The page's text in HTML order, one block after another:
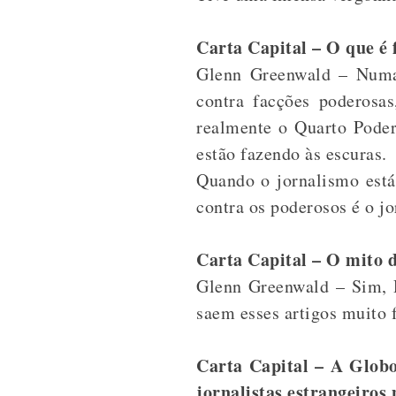
Carta Capital – O que
Glenn Greenwald –
contra facções
realmente o Quarto
estão fazendo às escuras.
Quando o jornalismo
contra os poderosos é o
Carta Capital – O mito
Glenn Greenwald –
saem esses artigos
Carta Capital – A